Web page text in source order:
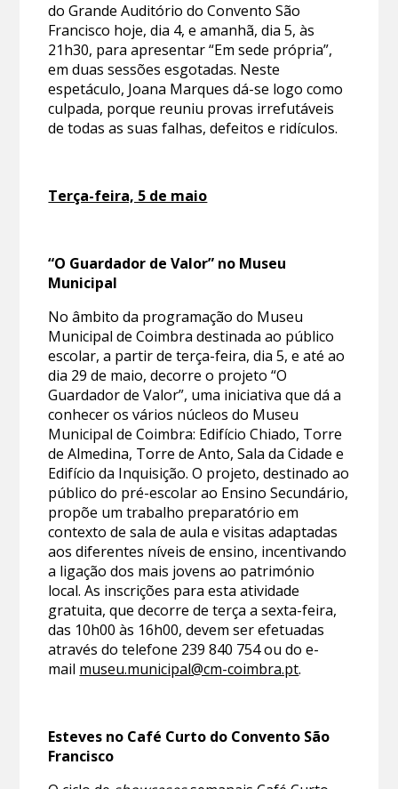
do Grande Auditório do Convento São
Francisco hoje, dia 4, e amanhã, dia 5, às
21h30, para apresentar “Em sede própria”,
em duas sessões esgotadas. Neste
espetáculo, Joana Marques dá-se logo como
culpada, porque reuniu provas irrefutáveis
de todas as suas falhas, defeitos e ridículos.
Terça-feira, 5 de maio
“O Guardador de Valor” no Museu
Municipal
No âmbito da programação do Museu
Municipal de Coimbra destinada ao público
escolar, a partir de terça-feira, dia 5, e até ao
dia 29 de maio, decorre o projeto “O
Guardador de Valor”, uma iniciativa que dá a
conhecer os vários núcleos do Museu
Municipal de Coimbra: Edifício Chiado, Torre
de Almedina, Torre de Anto, Sala da Cidade e
Edifício da Inquisição. O projeto, destinado ao
público do pré-escolar ao Ensino Secundário,
propõe um trabalho preparatório em
contexto de sala de aula e visitas adaptadas
aos diferentes níveis de ensino, incentivando
a ligação dos mais jovens ao património
local. As inscrições para esta atividade
gratuita, que decorre de terça a sexta-feira,
das 10h00 às 16h00, devem ser efetuadas
através do telefone 239 840 754 ou do e-
mail museu.municipal@cm-coimbra.pt.
Esteves no Café Curto do Convento São
Francisco